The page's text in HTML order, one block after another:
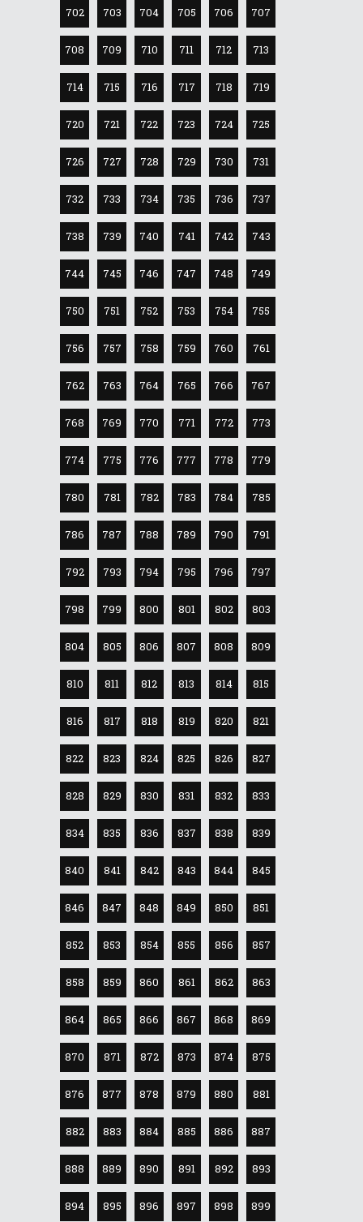
702 703 704 705 706 707
708 709 710 711 712 713
714 715 716 717 718 719
720 721 722 723 724 725
726 727 728 729 730 731
732 733 734 735 736 737
738 739 740 741 742 743
744 745 746 747 748 749
750 751 752 753 754 755
756 757 758 759 760 761
762 763 764 765 766 767
768 769 770 771 772 773
774 775 776 777 778 779
780 781 782 783 784 785
786 787 788 789 790 791
792 793 794 795 796 797
798 799 800 801 802 803
804 805 806 807 808 809
810 811 812 813 814 815
816 817 818 819 820 821
822 823 824 825 826 827
828 829 830 831 832 833
834 835 836 837 838 839
840 841 842 843 844 845
846 847 848 849 850 851
852 853 854 855 856 857
858 859 860 861 862 863
864 865 866 867 868 869
870 871 872 873 874 875
876 877 878 879 880 881
882 883 884 885 886 887
888 889 890 891 892 893
894 895 896 897 898 899